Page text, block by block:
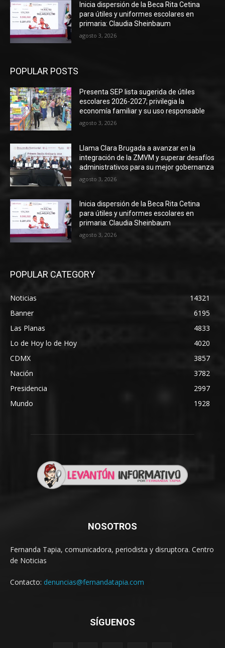
Inicia dispersión de la Beca Rita Cetina
para útiles y uniformes escolares en
primaria: Claudia Sheinbaum
agosto 3, 2026
POPULAR POSTS
Presenta SEP lista sugerida de útiles
escolares 2026-2027; privilegia la
economía familiar y su uso responsable
agosto 3, 2026
Llama Clara Brugada a avanzar en la
integración de la ZMVM y superar desafíos
administrativos para su mejor gobernanza
agosto 3, 2026
Inicia dispersión de la Beca Rita Cetina
para útiles y uniformes escolares en
primaria: Claudia Sheinbaum
agosto 3, 2026
POPULAR CATEGORY
Noticias
14321
Banner
6195
Las Planas
4833
Lo de Hoy lo de Hoy
4020
CDMX
3857
Nación
3782
Presidencia
2997
Mundo
1928
NOSOTROS
Fernanda Tapia, comunicadora, periodista y disruptora. Centro
de Noticias
Contacto: denuncias@fernandatapia.com
SÍGUENOS